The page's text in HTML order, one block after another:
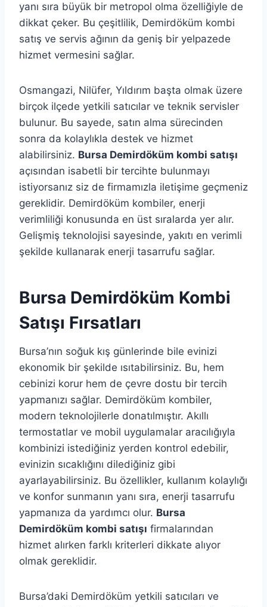
yanı sıra büyük bir metropol olma özelliğiyle de
dikkat çeker. Bu çeşitlilik, Demirdöküm kombi
satış ve servis ağının da geniş bir yelpazede
hizmet vermesini sağlar.
Osmangazi, Nilüfer, Yıldırım başta olmak üzere
birçok ilçede yetkili satıcılar ve teknik servisler
bulunur. Bu sayede, satın alma sürecinden
sonra da kolaylıkla destek ve hizmet
alabilirsiniz. Bursa Demirdöküm kombi satışı
açısından isabetli bir tercihte bulunmayı
istiyorsanız siz de firmamızla iletişime geçmeniz
gereklidir. Demirdöküm kombiler, enerji
verimliliği konusunda en üst sıralarda yer alır.
Gelişmiş teknolojisi sayesinde, yakıtı en verimli
şekilde kullanarak enerji tasarrufu sağlar.
Bursa Demirdöküm Kombi
Satışı Fırsatları
Bursa’nın soğuk kış günlerinde bile evinizi
ekonomik bir şekilde ısıtabilirsiniz. Bu, hem
cebinizi korur hem de çevre dostu bir tercih
yapmanızı sağlar. Demirdöküm kombiler,
modern teknolojilerle donatılmıştır. Akıllı
termostatlar ve mobil uygulamalar aracılığıyla
kombinizi istediğiniz yerden kontrol edebilir,
evinizin sıcaklığını dilediğiniz gibi
ayarlayabilirsiniz. Bu özellikler, kullanım kolaylığı
ve konfor sunmanın yanı sıra, enerji tasarrufu
yapmanıza da yardımcı olur. Bursa
Demirdöküm kombi satışı firmalarından
hizmet alırken farklı kriterleri dikkate alıyor
olmak gereklidir.
Bursa’daki Demirdöküm yetkili satıcıları ve